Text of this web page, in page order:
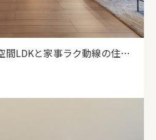
間LDKと家事ラク動線の住ま